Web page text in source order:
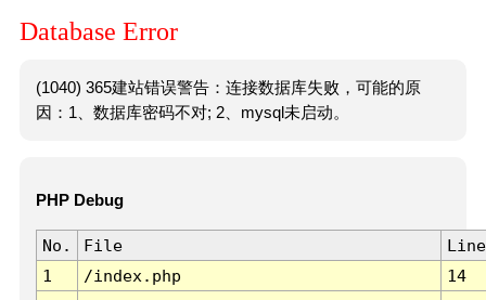
Database Error
(1040) 365建站错误警告：连接数据库失败，可能的原
因：1、数据库密码不对; 2、mysql未启动。
PHP Debug
No. File
Line
1
/index.php 14